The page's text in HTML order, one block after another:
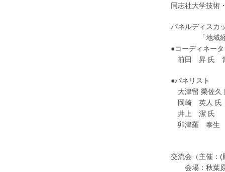
同志社大学技術
パネルディスカ
「地域経済発
●コーディネータ
前田 昇 氏 青
●パネリスト
大津留 榮佐久
岡崎 英人 氏
井上 潔 氏 (
卯津羅 泰生
交流会（主催：(
会場：秋葉原